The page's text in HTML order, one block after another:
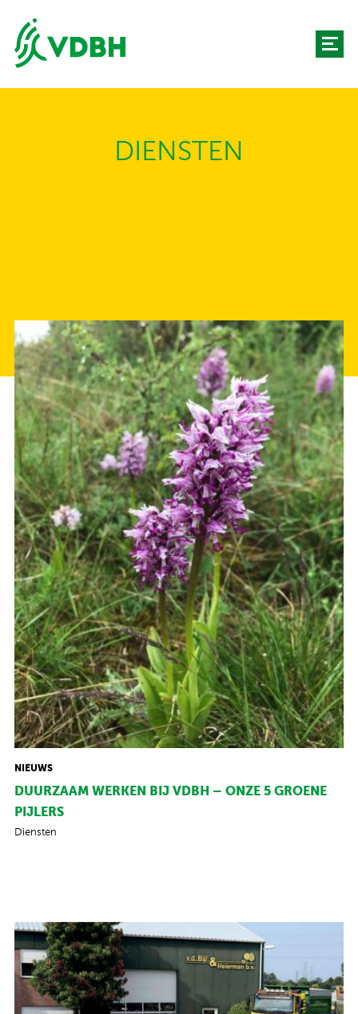
DIENSTEN
NIEUWS
DUURZAAM WERKEN BIJ VDBH – ONZE 5 GROENE
PIJLERS
Diensten